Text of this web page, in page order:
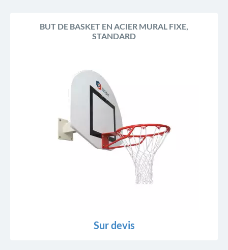
BUT DE BASKET EN ACIER MURAL FIXE,
STANDARD
Sur devis